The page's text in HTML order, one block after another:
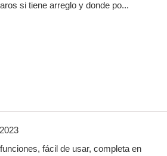
si tiene arreglo y donde po...
fácil de usar, completa en